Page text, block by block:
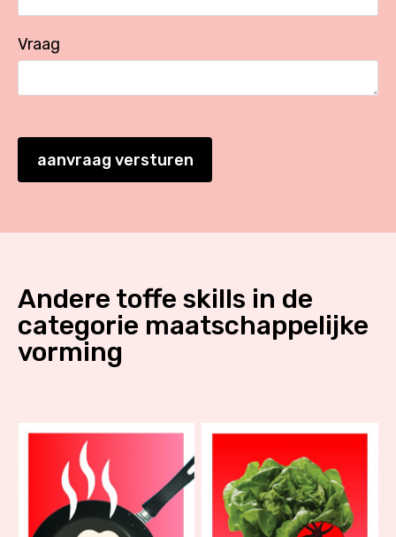
Vraag
aanvraag versturen
Andere toffe skills in de
categorie maatschappelijke
vorming